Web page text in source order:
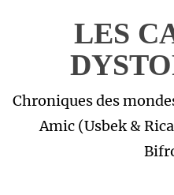
LES
Chroniques des
Amic (Usbek &